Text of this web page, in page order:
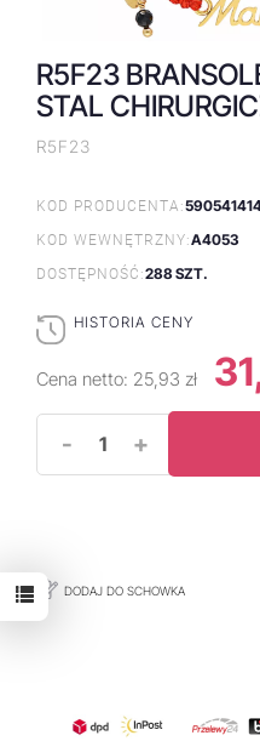
R5F23
STAL
R5F23
KOD PRODUCENTA:
KOD WEWNĘTRZNY:A4053
DOSTĘPNOŚĆ:288 SZT.
HISTORIA CENY
Cena netto: 25,93 zł
- +
DODAJ DO SCHOWKA